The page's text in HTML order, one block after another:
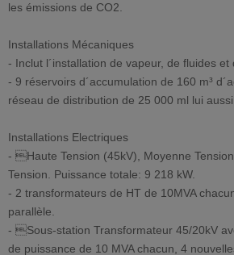
les émissions de CO2.
Installations Mécaniques
- Inclut l´installation de vapeur, de fluides et
- 9 réservoirs d´accumulation de 160 m³
réseau de distribution de 25 000 ml lui
Installations Electriques
- Haute Tension (45kV), Moyenne
Tension. Puissance totale: 9 218 kW.
- 2 transformateurs de HT de 10MVA
parallèle.
- Sous-station Transformateur 45/20kV
de puissance de 10 MVA chacun, 4